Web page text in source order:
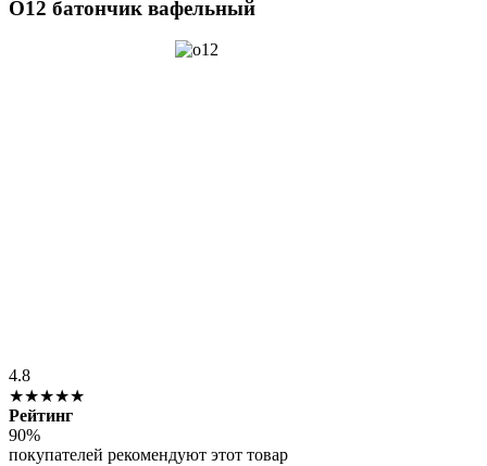
O12 батончик вафельный
4.8
★★★★★
Рейтинг
90%
покупателей рекомендуют этот товар